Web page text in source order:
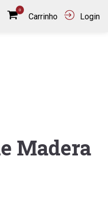
0
Carrinho Login
Madera